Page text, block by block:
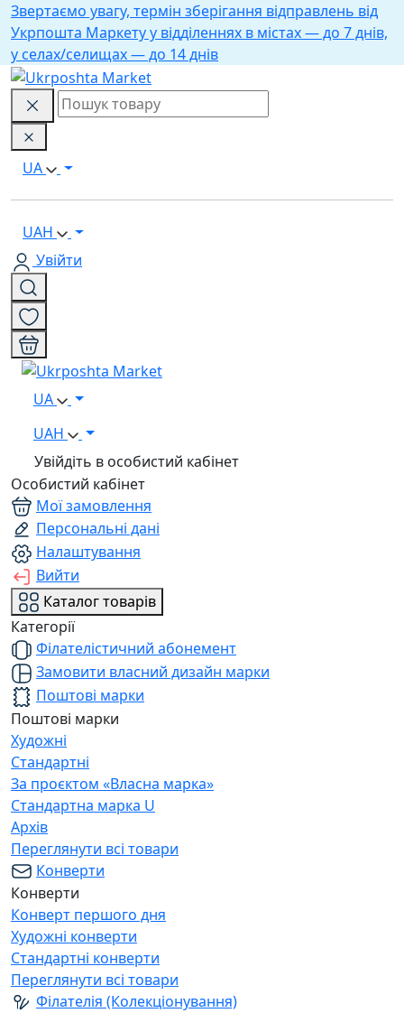
Звертаємо увагу, термін зберігання відправлень від
Укрпошта Маркету у відділеннях в містах — до 7 днів,
у селах/селищах — до 14 днів
UA
UAH
Увійти
UA
UAH
Увійдіть в особистий кабінет
Особистий кабінет
Мої замовлення
Персональні дані
Налаштування
Вийти
Каталог товарів
Категорії
Філателістичний абонемент
Замовити власний дизайн марки
Поштові марки
Поштові марки
Художні
Стандартні
За проєктом «Власна марка»
Стандартна марка U
Архів
Переглянути всі товари
Конверти
Конверти
Конверт першого дня
Художні конверти
Стандартні конверти
Переглянути всі товари
Філателія (Колекціонування)